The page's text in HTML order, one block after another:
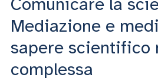
Mediazione e
sapere scientifico
complessa